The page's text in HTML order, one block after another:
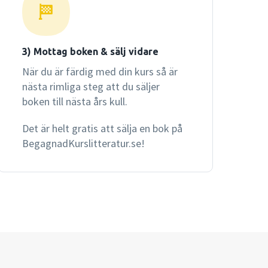
3) Mottag boken & sälj vidare
När du är färdig med din kurs så är
nästa rimliga steg att du säljer
boken till nästa års kull.
Det är helt gratis att sälja en bok på
BegagnadKurslitteratur.se!